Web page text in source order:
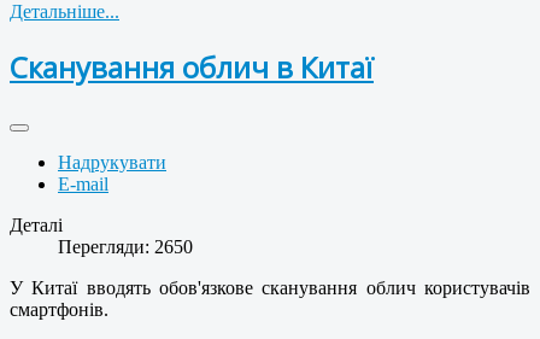
Детальніше...
Сканування облич в Китаї
Надрукувати
E-mail
Деталі
Перегляди: 2650
У Китаї вводять обов'язкове сканування облич користувачів
смартфонів.